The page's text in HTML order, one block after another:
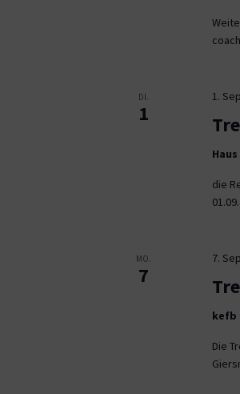
DI.
1
1.
die
MO.
7
7.
kefb
Die